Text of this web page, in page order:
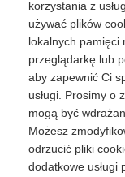
korzystania z
używać plików
lokalnych pamięci
przeglądarkę lub
aby zapewnić Ci
usługi. Prosimy o
mogą być
Możesz
odrzucić pliki
dodatkowe usługi